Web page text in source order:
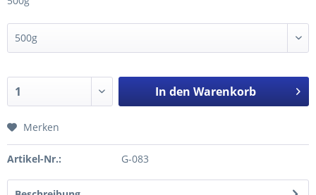
In den Warenkorb
Merken
Artikel-Nr.: G-083